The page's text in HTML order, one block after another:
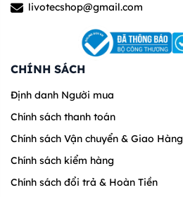
livotecshop@gmail.com
CHÍNH SÁCH
Định danh Người mua
Chính sách thanh toán
Chính sách Vận chuyển & Giao Hàng
Chính sách kiểm hàng
Chính sách đổi trả & Hoàn Tiền